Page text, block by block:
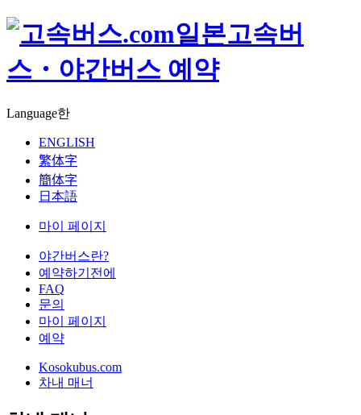
일본고속버
스・야간버스 예약
Language한
ENGLISH
繁体字
簡体字
日本語
마이 페이지
야간버스란?
예약하기전에
FAQ
문의
마이 페이지
예약
Kosokubus.com
차내 매너